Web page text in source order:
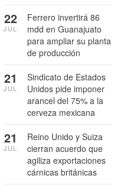
Ferrero invertirá 86
mdd en Guanajuato
para ampliar su planta
de producción
22
JUL
Sindicato de Estados
Unidos pide imponer
arancel del 75% a la
cerveza mexicana
21
JUL
Reino Unido y Suiza
cierran acuerdo que
agiliza exportaciones
cárnicas británicas
21
JUL